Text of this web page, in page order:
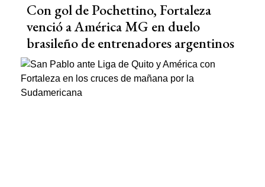
Con gol de Pochettino, Fortaleza
venció a América MG en duelo
brasileño de entrenadores argentinos